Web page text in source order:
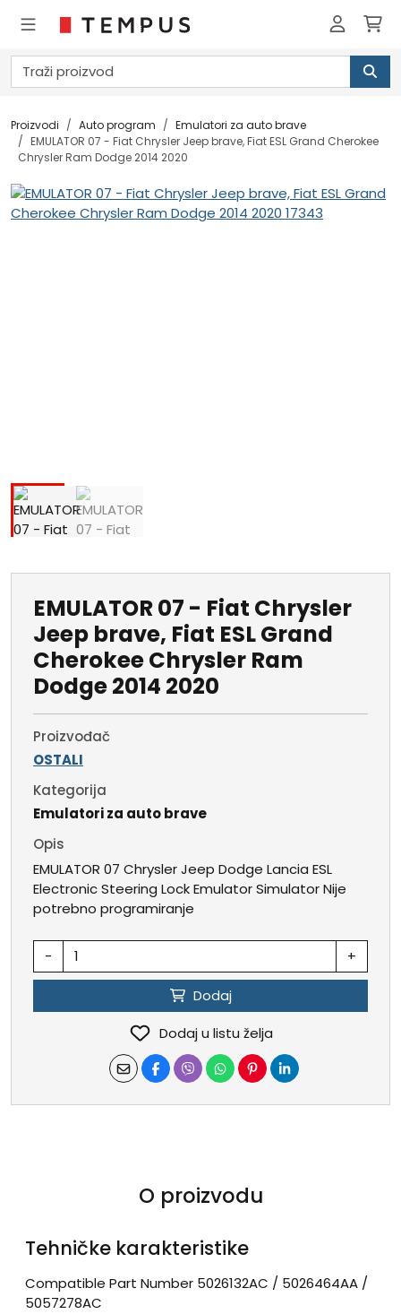
Proizvodi Auto program
Emulatori za auto brave
EMULATOR 07 - Fiat Chrysler Jeep brave, Fiat ESL Grand Cherokee
Chrysler Ram Dodge 2014 2020
EMULATOR 07 - Fiat Chrysler
Jeep brave, Fiat ESL Grand
Cherokee Chrysler Ram
Dodge 2014 2020
Proizvođač
OSTALI
Kategorija
Emulatori za auto brave
Opis
EMULATOR 07 Chrysler Jeep Dodge Lancia ESL
Electronic Steering Lock Emulator Simulator Nije
potrebno programiranje
- +
Dodaj
Dodaj u listu želja
O proizvodu
Tehničke karakteristike
Compatible Part Number 5026132AC / 5026464AA /
5057278AC